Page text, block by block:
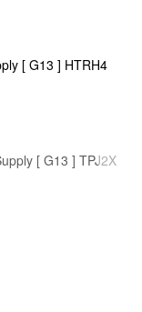
[ G13 ] HTRH4